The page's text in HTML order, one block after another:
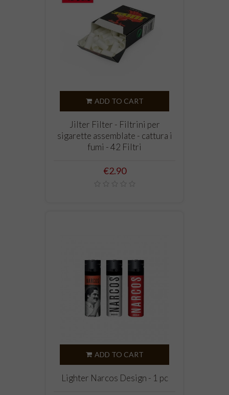
ADD TO CART
Jilter Filter - Filtrini per
sigarette assemblate - cattura i
fumi - 42 Filtri
Price
€2.90
ADD TO CART
Lighter Narcos Design - 1 pc